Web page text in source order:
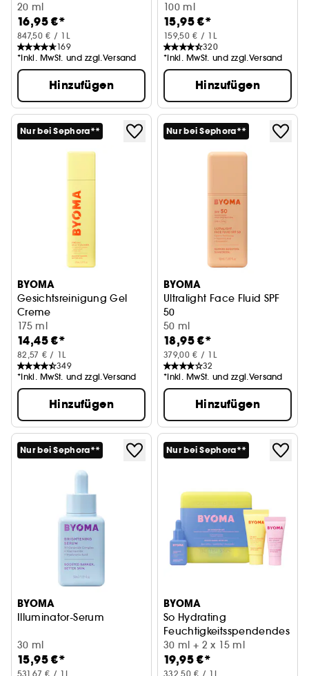
Gel für die Augenkontur
20 ml
16,95 €*
847,50 € / 1L
169
*Inkl. MwSt. und zzgl.Versand
Hinzufügen
100 ml
15,95 €*
159,50 € / 1L
320
*Inkl. MwSt. und zzgl.Versand
Hinzufügen
Nur bei Sephora**
BYOMA
Gesichtsreinigung Gel
Creme
175 ml
14,45 €*
82,57 € / 1L
349
*Inkl. MwSt. und zzgl.Versand
Hinzufügen
Nur bei Sephora**
BYOMA
Ultralight Face Fluid SPF
50
Sonnenschutz
50 ml
18,95 €*
379,00 € / 1L
32
*Inkl. MwSt. und zzgl.Versand
Hinzufügen
Nur bei Sephora**
BYOMA
Illuminator-Serum
30 ml
15,95 €*
531,67 € / 1L
Nur bei Sephora**
BYOMA
So Hydrating
Feuchtigkeitsspendendes
30 ml + 2 x 15 ml
19,95 €*
332,50 € / 1L